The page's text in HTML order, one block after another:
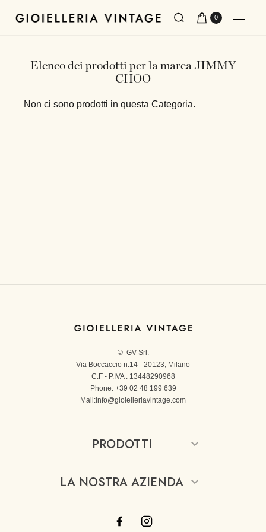
0
Elenco dei prodotti per la marca JIMMY
CHOO
Non ci sono prodotti in questa Categoria.
© GV Srl.
Via Boccaccio n.14 - 20123, Milano
C.F - P.IVA : 13448290968
Phone: +39 02 48 199 639
Mail:info@gioielleriavintage.com
PRODOTTI 
LA NOSTRA AZIENDA 
Facebook